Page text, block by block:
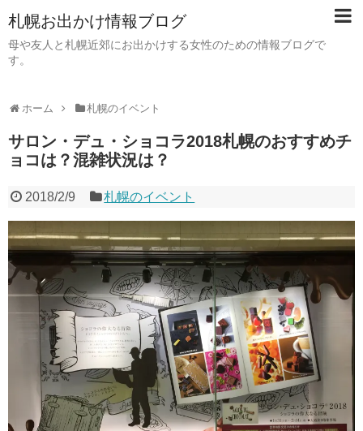
札幌お出かけ情報ブログ
母や友人と札幌近郊にお出かけする女性のための情報ブログで
す。
ホーム 札幌のイベント
サロン・デュ・ショコラ2018札幌のおすすめチ
ョコは？混雑状況は？
2018/2/9 札幌のイベント